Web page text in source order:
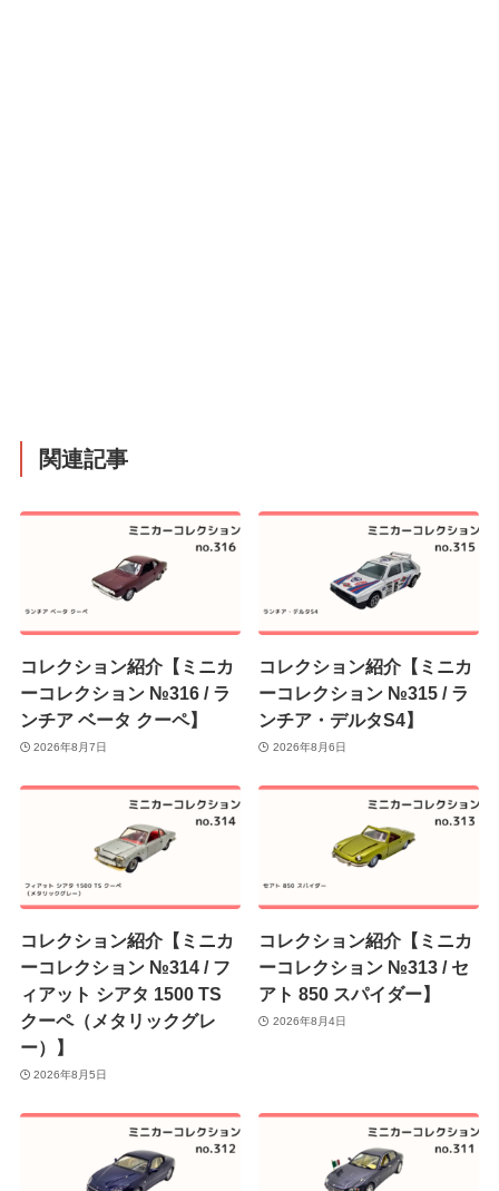
関連記事
コレクション紹介【ミニカ
ーコレクション №316 / ラ
ンチア ベータ クーペ】
2026年8月7日
コレクション紹介【ミニカ
ーコレクション №315 / ラ
ンチア・デルタS4】
2026年8月6日
コレクション紹介【ミニカ
ーコレクション №314 / フ
ィアット シアタ 1500 TS
クーペ（メタリックグレ
ー）】
2026年8月5日
コレクション紹介【ミニカ
ーコレクション №313 / セ
アト 850 スパイダー】
2026年8月4日